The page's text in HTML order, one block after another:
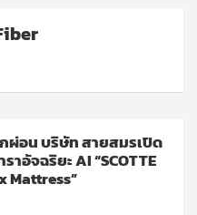
อน บริษัท สายสมรเปิด
อัจฉริยะ AI “SCOTTE
Mattress”